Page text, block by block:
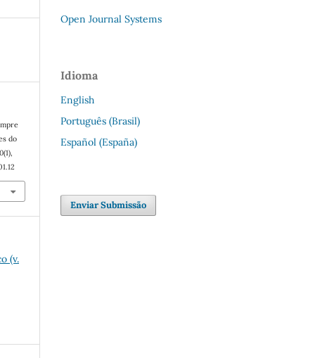
do
(1),
(v.
Open Journal Systems
Idioma
English
Português (Brasil)
Español (España)
Enviar Submissão